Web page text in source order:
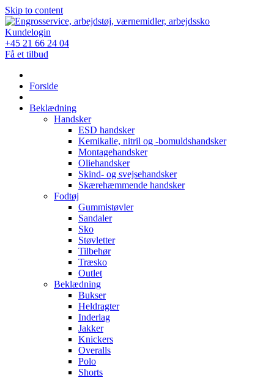
Skip to content
Kundelogin
+45 21 66 24 04
Få et tilbud
Forside
Beklædning
Handsker
ESD handsker
Kemikalie, nitril og -bomuldshandsker
Montagehandsker
Oliehandsker
Skind- og svejsehandsker
Skærehæmmende handsker
Fodtøj
Gummistøvler
Sandaler
Sko
Støvletter
Tilbehør
Træsko
Outlet
Beklædning
Bukser
Heldragter
Inderlag
Jakker
Knickers
Overalls
Polo
Shorts